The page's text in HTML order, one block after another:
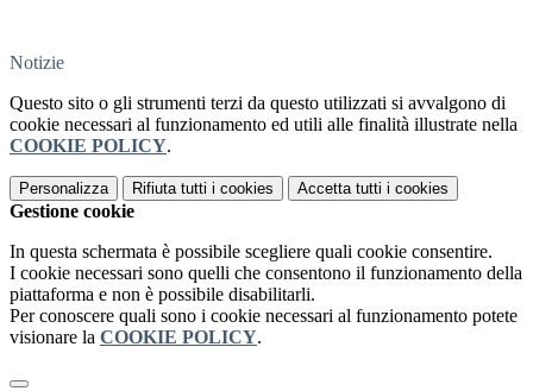
Notizie
Questo sito o gli strumenti terzi da questo utilizzati si avvalgono di
cookie necessari al funzionamento ed utili alle finalità illustrate nella
COOKIE POLICY.
Personalizza Rifiuta tutti i cookies Accetta tutti i cookies
Gestione cookie
In questa schermata è possibile scegliere quali cookie consentire.
I cookie necessari sono quelli che consentono il funzionamento della
piattaforma e non è possibile disabilitarli.
Per conoscere quali sono i cookie necessari al funzionamento potete
visionare la COOKIE POLICY.